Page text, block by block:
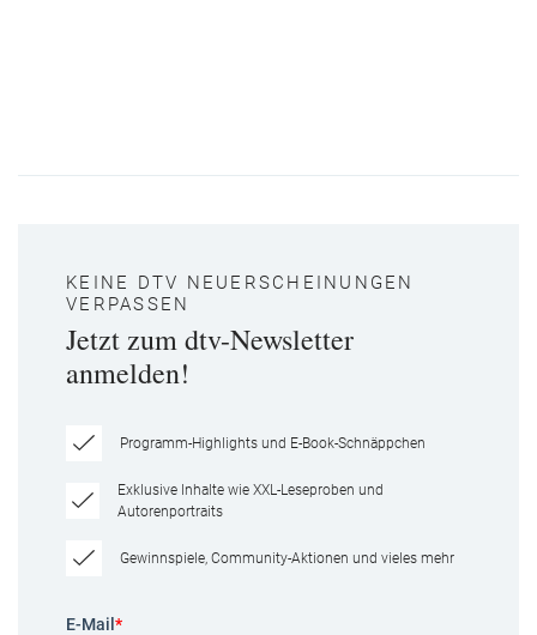
KEINE DTV NEUERSCHEINUNGEN
VERPASSEN
Jetzt zum dtv-Newsletter
anmelden!
Programm-Highlights und E-Book-Schnäppchen
Exklusive Inhalte wie XXL-Leseproben und
Autorenportraits
Gewinnspiele, Community-Aktionen und vieles mehr
E-Mail *